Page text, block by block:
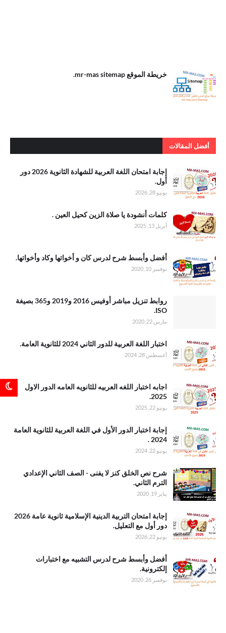
.خريطة الموقع
mr-mas
sitemap
خريطة الموقع mr-mas sitemap.
أفضل المقالات
. إجابة امتحان
اللغة العربية
للشهادة
الثانوية 2026
دور أول
إجابة امتحان اللغة العربية للشهادة الثانوية 2026 دور
أول.
يونيو 28, 2026
.كلمات أنشودة
يا صلاة الزين
كحيل العين
كلمات أنشودة يا صلاة الزين كحيل العين .
أبريل 13, 2025
.أفضل وأبسط
شرح لدرس
كان و أخواتها
وكاد وأخواتها
أفضل وأبسط شرح لدرس كان و أخواتها وكاد وأخواتها.
نوفمبر 10, 2020
روابط تنزيل مباشر أوفيس 2016 و2019 و365 بصيغة
ISO.
مارس 22, 2020
.اختبار اللغة
العربية للدور
الثاني 2024
للثانوية العامة
اختبار اللغة العربية للدور الثاني 2024 للثانوية العامة.
أغسطس 28, 2024
.اجابه اختبار
اللغه العربيه
للثانويه العامه
الدور الاول
اجابه اختبار اللغه العربيه للثانويه العامه الدور الاول
2025.
يونيو 22, 2025
.إجابة اختبار
الدور الأول في
اللغة العربية
للثانوية العامة
2024
إجابة اختبار الدور الأول في اللغة العربية للثانوية العامة
2024 .
يونيو 22, 2024
.شرح نص
الخلق كنز لا
يفنى - الصف
الثاني الإعدادي
الترم الثاني
شرح نص الخلق كنز لا يفنى - الصف الثاني الإعدادي
الترم الثاني.
يناير 19, 2020
.إجابة امتحان
التربية الدينية
الإسلامية
مع التعليل
إجابة امتحان التربية الدينية الإسلامية ثانوية عامة 2026
دور أول مع التعليل.
يونيو 22, 2026
.أفضل وأبسط
شرح لدرس
التشبيه مع
اختبارات
أفضل وأبسط شرح لدرس التشبيه مع اختبارات
إلكترونية.
نوفمبر 26, 2020